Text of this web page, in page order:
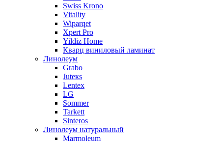
Swiss Krono
Vitality
Wiparqet
Xpert Pro
Yildiz Home
Кварц виниловый ламинат
Линолеум
Grabo
Juteкs
Lentex
LG
Sommer
Tarkett
Sinteros
Линолеум натуральный
Marmoleum